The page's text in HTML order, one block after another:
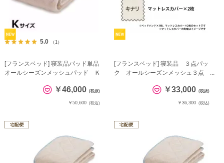
5.0 （1）
[フランスベッド] 寝装品パッド単品
オールシーズンメッシュパッド Ｋ
￥46,000 (税抜)
￥50,600 (税込)
[フランスベッド] 寝装品 ３点パッ
ク オールシーズンメッシュ３点 ...
￥33,000 (税抜)
￥36,300 (税込)